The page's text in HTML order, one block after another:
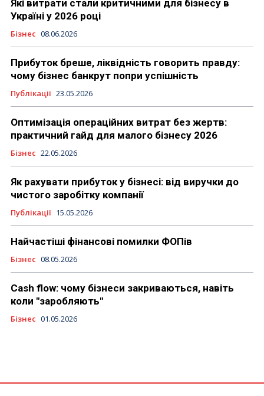
Які витрати стали критичними для бізнесу в
Україні у 2026 році
Бізнес 08.06.2026
Прибуток бреше, ліквідність говорить правду:
чому бізнес банкрут попри успішність
Публікації 23.05.2026
Оптимізація операційних витрат без жертв:
практичний гайд для малого бізнесу 2026
Бізнес 22.05.2026
Як рахувати прибуток у бізнесі: від виручки до
чистого заробітку компанії
Публікації 15.05.2026
Найчастіші фінансові помилки ФОПів
Бізнес 08.05.2026
Cash flow: чому бізнеси закриваються, навіть
коли "заробляють"
Бізнес 01.05.2026